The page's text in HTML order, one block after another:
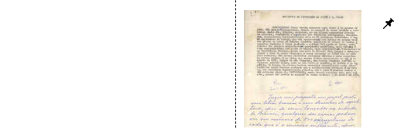
Página(s):3